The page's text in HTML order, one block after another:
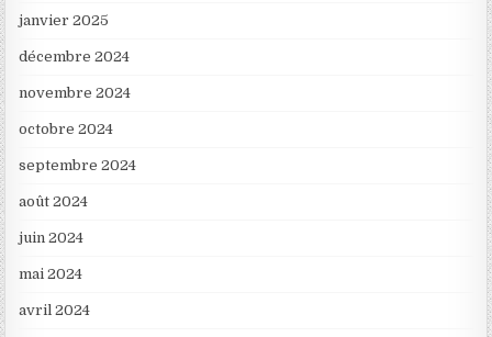
janvier 2025
décembre 2024
novembre 2024
octobre 2024
septembre 2024
août 2024
juin 2024
mai 2024
avril 2024